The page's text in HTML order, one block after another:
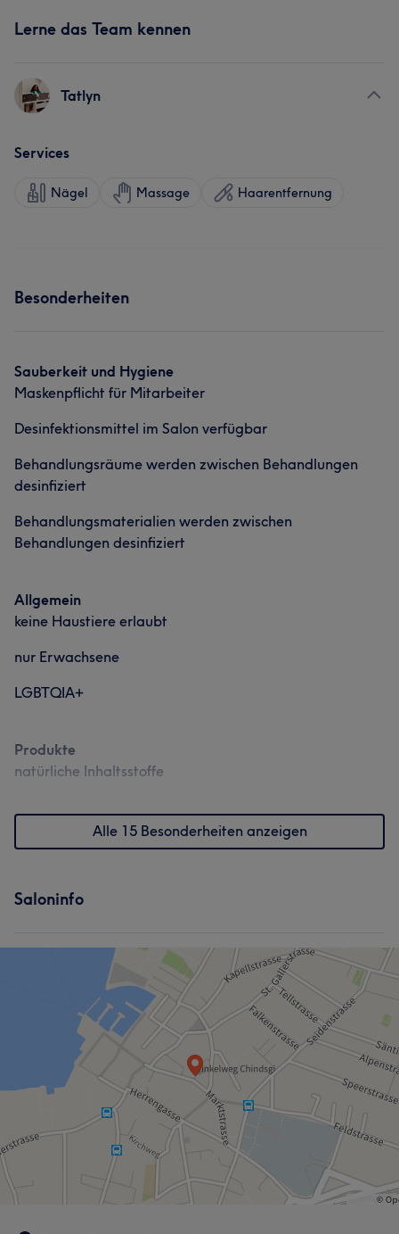
Lerne das Team kennen
Tatlyn
Services
Nägel Massage Haarentfernung
Besonderheiten
Sauberkeit und Hygiene
Maskenpflicht für Mitarbeiter
Desinfektionsmittel im Salon verfügbar
Behandlungsräume werden zwischen Behandlungen
desinfiziert
Behandlungsmaterialien werden zwischen
Behandlungen desinfiziert
Allgemein
keine Haustiere erlaubt
nur Erwachsene
LGBTQIA+
Produkte
natürliche Inhaltsstoffe
Alle 15 Besonderheiten anzeigen
Saloninfo